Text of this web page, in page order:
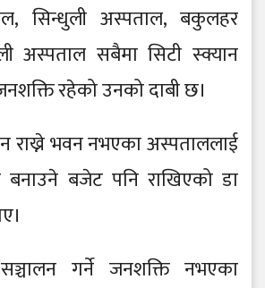
सिन्धुली अस्पताल, बकुलहर
अस्पताल सबैमा सिटी स्क्यान
रहेको उनको दाबी छ।
राख्ने भवन नभएका अस्पताललाई
बनाउने बजेट पनि राखिएको डा
गर्ने जनशक्ति नभएका